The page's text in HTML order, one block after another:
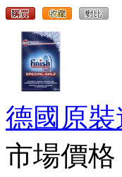
德國原裝
市場價格